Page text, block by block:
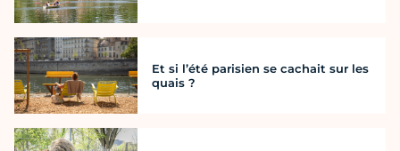
Et si l’été parisien se cachait sur les
quais ?